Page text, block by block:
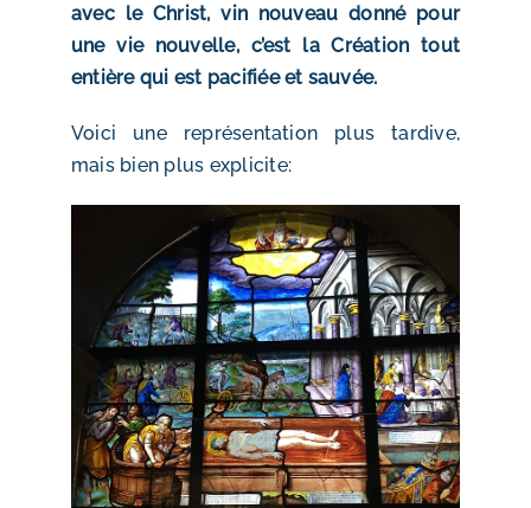
avec le Christ, vin nouveau donné pour
une vie nouvelle, c’est la Création tout
entière qui est pacifiée et sauvée.
Voici une représentation plus tardive,
mais bien plus explicite: